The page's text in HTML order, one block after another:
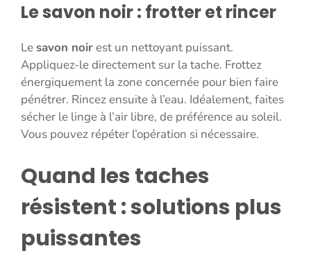
Le savon noir : frotter et rincer
Lesavon noirest un nettoyant puissant.
Appliquez-le directement sur la tache. Frottez
énergiquement la zone concernée pour bien faire
pénétrer. Rincez ensuite à l’eau. Idéalement, faites
sécher le linge à l’air libre, de préférence au soleil.
Vous pouvez répéter l’opération si nécessaire.
Quand les taches
résistent : solutions plus
puissantes